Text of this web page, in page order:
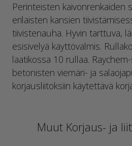
Perinteisten kaivonrenkaiden
erilaisten kansien
tiivistenauha. Hyvin tarttuva,
esisivelyä käyttövalmis.
laatikossa 10 rullaa.
betonisten viemäri- ja
korjausliitoksiin käytettävä
Muut Korjaus- ja